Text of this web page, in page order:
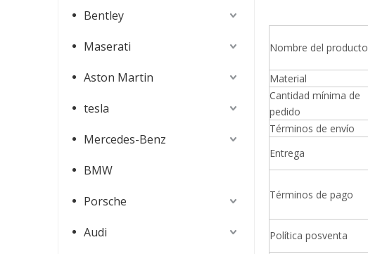
Bentley
Maserati
Aston Martin
tesla
Mercedes-Benz
BMW
Porsche
Audi
Nombre del producto
Material
Cantidad mínima de
pedido
Términos de envío
Entrega
Términos de pago
Política posventa